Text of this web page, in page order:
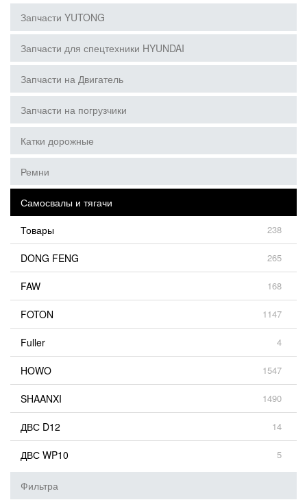
Запчасти YUTONG
Запчасти для спецтехники HYUNDAI
Запчасти на Двигатель
Запчасти на погрузчики
Катки дорожные
Ремни
Самосвалы и тягачи
Товары
238
DONG FENG 265
FAW 168
FOTON 1147
Fuller 4
HOWO 1547
SHAANXI 1490
ДВС D12 14
ДВС WP10 5
Фильтра